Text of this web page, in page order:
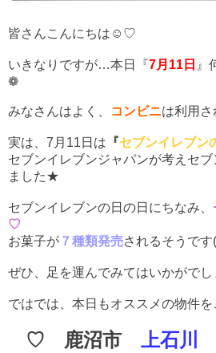
皆さんこんにちは☺♡
いきなりですが…本日『7月11日 』
❁
みなさんはよく、 コンビニは利用
実は、7月11日は 『セブンイレブン
セブンイレブンジャパンが考えセ
ました★
セブンイレブンの日の日にちなみ、
♡
お菓子が ７種類発売されるそうで
ぜひ、足を運んでみてはいかがで
ではでは、本日もオススメの物件
♡ 鹿沼市 上石川